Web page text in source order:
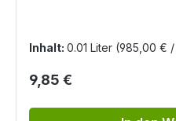
Inhalt: 0.01 Liter (985,00 € /
Regulärer Preis:
9,85 €